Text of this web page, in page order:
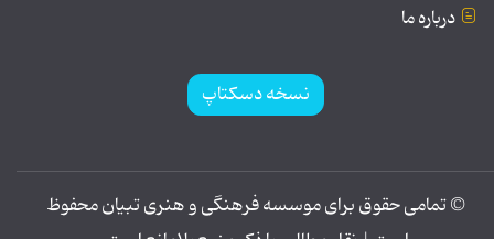
درباره ما
نسخه دسکتاپ
© تمامی حقوق برای موسسه فرهنگی و هنری تبیان محفوظ